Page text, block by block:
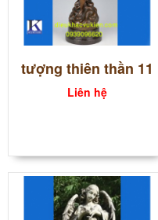
tượng thiên thần 11
Liên hệ